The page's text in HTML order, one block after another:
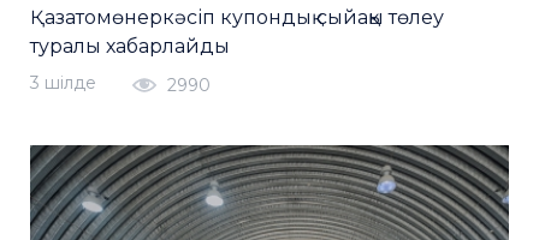
Қазатомөнеркәсіп купондық сыйақы төлеу
туралы хабарлайды
3 шiлде 2990